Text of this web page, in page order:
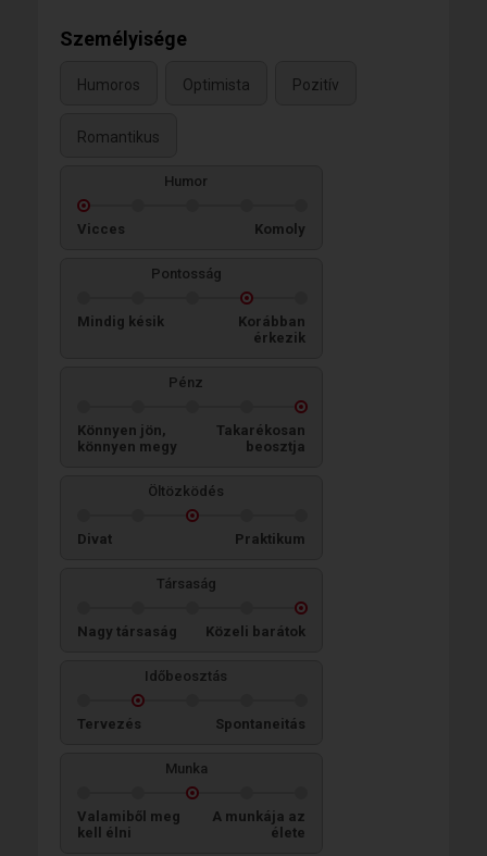
Személyisége
Humoros Optimista Pozitív
Romantikus
Humor
Vicces Komoly
Pontosság
Mindig késik
Korábban
érkezik
Pénz
Könnyen jön,
könnyen megy
Takarékosan
beosztja
Öltözködés
Divat Praktikum
Társaság
Nagy társaság Közeli barátok
Időbeosztás
Tervezés Spontaneitás
Munka
Valamiből meg
kell élni
A munkája az
élete